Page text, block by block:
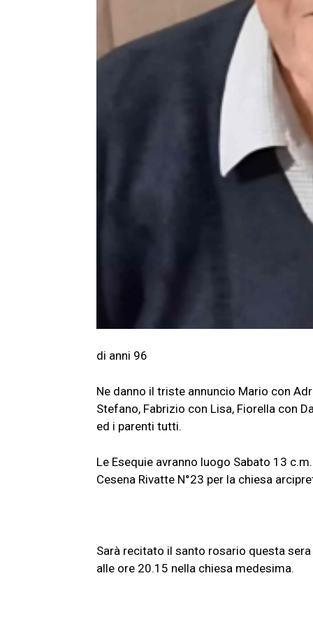
di anni 96
Ne danno il triste annuncio Mario con
Stefano, Fabrizio con Lisa, Fiorella con
ed i parenti tutti.
Le Esequie avranno luogo Sabato 13
Cesena Rivatte N°23 per la chiesa
Sarà recitato il santo rosario questa
alle ore 20.15 nella chiesa medesima.